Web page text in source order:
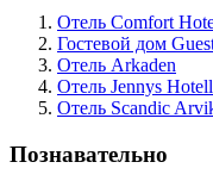
Отель Comfort
Гостевой дом
Отель Arkaden
Отель Jennys
Отель Scandic
Познавательно